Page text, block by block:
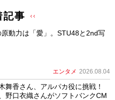
記事
動力は「愛」。STU48と2nd写
エンタメ 2026.08.04
舞香さん、アルパカ役に挑戦！
野口衣織さんがソフトバンクCM